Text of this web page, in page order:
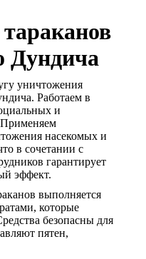
Дундича
уничтожения
Работаем в
и
Применяем
насекомых и
в сочетании с
гарантирует
эффект.
выполняется
которые
безопасны для
пятен,